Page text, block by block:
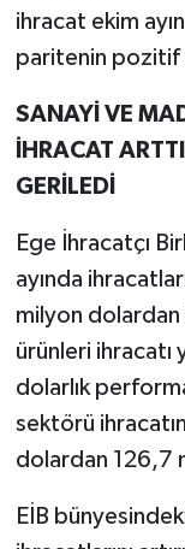
ihracat ekim
paritenin pozitif
SANAYİ VE
İHRACAT
GERİLEDİ
Ege İhracatçı
ayında
milyon dolardan
ürünleri ihracatı
dolarlık
sektörü
dolardan 126,7
EİB